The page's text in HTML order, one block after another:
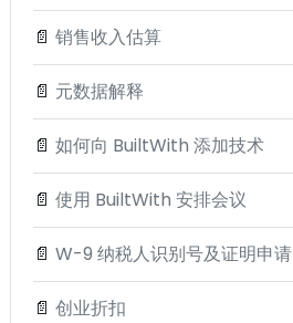
📄 销售收入估算
📄 元数据解释
📄 如何向 BuiltWith 添加技术
📄 使用 BuiltWith 安排会议
📄 W-9 纳税人识别号及证明申请
📄 创业折扣